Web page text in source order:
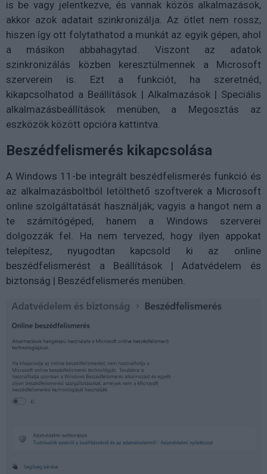
is be vagy jelentkezve, és vannak közös alkalmazások,
akkor azok adatait szinkronizálja. Az ötlet nem rossz,
hiszen így ott folytathatod a munkát az egyik gépen, ahol
a másikon abbahagytad. Viszont az adatok
szinkronizálás közben keresztülmennek a Microsoft
szerverein is. Ezt a funkciót, ha szeretnéd,
kikapcsolhatod a Beállítások | Alkalmazások | Speciális
alkalmazásbeállítások menüben, a Megosztás az
eszközök között opcióra kattintva.
Beszédfelismerés kikapcsolása
A Windows 11-be integrált beszédfelismerés funkció és
az alkalmazásboltból letölthető szoftverek a Microsoft
online szolgáltatását használják; vagyis a hangot nem a
te számítógéped, hanem a Windows szerverei
dolgozzák fel. Ha nem tervezed, hogy ilyen appokat
telepítesz, nyugodtan kapcsold ki az online
beszédfelismerést a Beállítások | Adatvédelem és
biztonság | Beszédfelismerés menüben.